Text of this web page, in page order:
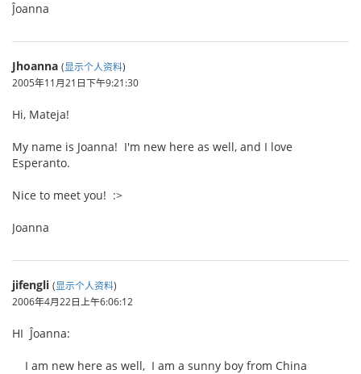
Ĵoanna
Jhoanna (显示个人资料)
2005年11月21日下午9:21:30
Hi, Mateja!
My name is Joanna! I'm new here as well, and I love
Esperanto.
Nice to meet you! :>
Joanna
jifengli (显示个人资料)
2006年4月22日上午6:06:12
HI Ĵoanna:
I am new here as well, I am a sunny boy from China